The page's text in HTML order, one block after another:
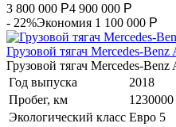
3 800 000 Р4 900 000 Р
- 22%Экономия 1 100 000 Р
Грузовой тягач Mercedes-
Грузовой тягач Mercedes-Benz
Год выпуска
2018
Пробег, км
1230000
Экологический класс Евро 5